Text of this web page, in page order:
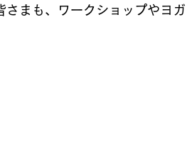
さまも、ワークショップやヨガ